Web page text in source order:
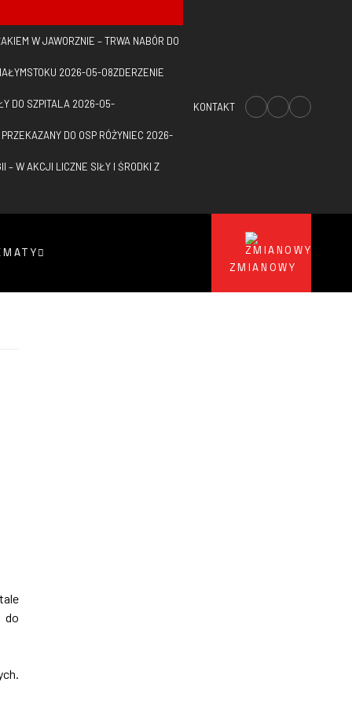
W JAWORZNIE – TRWA NABÓR DO
2026-05-08ZDERZENIE
DO SZPITALA 2026-05-
DO OSP RÓŻYNIEC 2026-
– W AKCJI LICZNE SIŁY I ŚRODKI Z
KONTAKT
ZMIANOWY
do